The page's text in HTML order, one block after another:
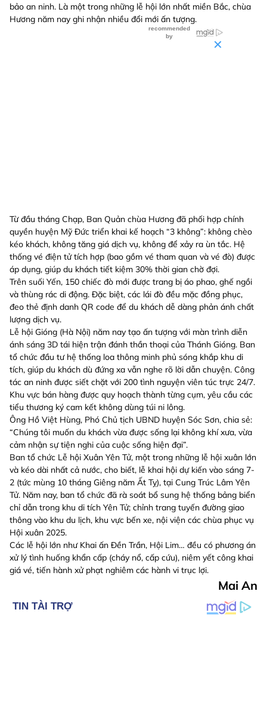
bảo an ninh. Là một trong những lễ hội lớn nhất miền Bắc, chùa
Hương năm nay ghi nhận nhiều đổi mới ấn tượng.
Từ đầu tháng Chạp, Ban Quản chùa Hương đã phối hợp chính
quyền huyện Mỹ Đức triển khai kế hoạch “3 không”: không chèo
kéo khách, không tăng giá dịch vụ, không để xảy ra ùn tắc. Hệ
thống vé điện tử tích hợp (bao gồm vé tham quan và vé đò) được
áp dụng, giúp du khách tiết kiệm 30% thời gian chờ đợi.
Trên suối Yến, 150 chiếc đò mới được trang bị áo phao, ghế ngồi
và thùng rác di động. Đặc biệt, các lái đò đều mặc đồng phục,
đeo thẻ định danh QR code để du khách dễ dàng phản ánh chất
lượng dịch vụ.
Lễ hội Gióng (Hà Nội) năm nay tạo ấn tượng với màn trình diễn
ánh sáng 3D tái hiện trận đánh thần thoại của Thánh Gióng. Ban
tổ chức đầu tư hệ thống loa thông minh phủ sóng khắp khu di
tích, giúp du khách dù đứng xa vẫn nghe rõ lời dẫn chuyện. Công
tác an ninh được siết chặt với 200 tình nguyện viên túc trực 24/7.
Khu vực bán hàng được quy hoạch thành từng cụm, yêu cầu các
tiểu thương ký cam kết không dùng túi ni lông.
Ông Hồ Việt Hùng, Phó Chủ tịch UBND huyện Sóc Sơn, chia sẻ:
“Chúng tôi muốn du khách vừa được sống lại không khí xưa, vừa
cảm nhận sự tiện nghi của cuộc sống hiện đại”.
Ban tổ chức Lễ hội Xuân Yên Tử, một trong những lễ hội xuân lớn
và kéo dài nhất cả nước, cho biết, lễ khai hội dự kiến vào sáng 7-
2 (tức mùng 10 tháng Giêng năm Ất Tỵ), tại Cung Trúc Lâm Yên
Tử. Năm nay, ban tổ chức đã rà soát bổ sung hệ thống bảng biển
chỉ dẫn trong khu di tích Yên Tử; chỉnh trang tuyến đường giao
thông vào khu du lịch, khu vực bến xe, nội viện các chùa phục vụ
Hội xuân 2025.
Các lễ hội lớn như Khai ấn Đền Trần, Hội Lim… đều có phương án
xử lý tình huống khẩn cấp (cháy nổ, cấp cứu), niêm yết công khai
giá vé, tiến hành xử phạt nghiêm các hành vi trục lợi.
Mai An